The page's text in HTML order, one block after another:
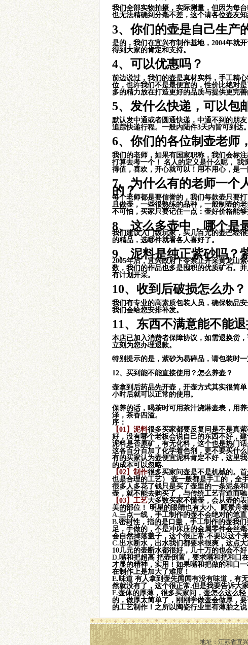
井泉小品壶
雅竹壶
金黄朱泥水扁壶
得乐小品壶
曼生系列之却月
曼生系列之匏瓜
容天-铁观音小品
我们全部实物拍摄，实际测量，但因为每
也无法精确到分毫不差，这个请各位壶友
3、你们的壶是自己生产
是的，我们在宜兴有制作基地，2004年就
得到大家的肯定和支持。
4、可以优惠吗？
前边说过，我们的壶是真材实料，手工精
位，也许我们不是最便宜的，性价比绝对
多的精力放在打造更好的品质与提供更完
5、发什么快递，可以包
默认发中通或者圆通快递，中通不到的朋
追踪快递行程。一般内陆件3天内皆可到达。
6、你们的各位制壶老师
我们的老师，如果有国家职称，我们会标
打算去考一个！ 名人的定义是什么呢，
得值，喜欢，开心就可以！用不用心，是一
7、为什么有的老师一个
的？
每个老师都是要信誉的，我们每款壶只要
且做壶，一些很熟练的品种，一般制壶的
不可怕，买家只要记住一点：壶好价格能
8、这么多壶中，哪个是
我们建议入门级玩家，买几百元的壶已经
的精品，选哪件就看各人喜好了。
9、泥料是纯正紫砂吗？
2005年后，宜兴政府下令禁止开采黄龙山
数，我们的作品也多是囤积的优质矿石。
有计划开采。
10、收到后破损怎么办？
我们有专业的高素质包装人员，确保物品
我们会给您安排补发。
11、东西不满意能不能退
本店已加入消费者保障协议，如需退换货
立刻为您办理退款。
特别提示的是，紫砂为易碎品，请包装时
12、买到能不能直接使用？怎么养壶？
壶拿到后药品先开壶，开壶方式其实很简
小时后就可以正常的使用。
保养的话，喝茶时可用茶汁浇淋壶表，用
泽，茶香四溢。
序：
【01】 泥料很多买家都要反复问是不是真
好，没有哪个老板会说自己的东西不好，建
泥料是否原矿，有无化料，这个也是热门
这各百分百加了化学着色剂，更不要买什
有的买家认为壶便宜泥料肯定不好，这里
的成本可以忽略.
【02】 制作很多买家问壶是不是机械的。
也是合理的工艺） 壶一般都是手工的，全
很多人多花了钱只是买了壶里的一条泥条
壶，就不能去购买了，与传统工艺背道而驰
【03】 工艺大多数买家不懂壶，会从壶的
美的部位！ 明星的眼睛也有大小。顾景舟
A.三点一线，手工制作的壶不会绝对的笔
B.密封性，指的是口盖，手工制作的壶我
足，手做的，不是冲床压的金属零件会丝
会自然掉落盖子，这个很正常.不要以这个
C.出水断水，出水我们都要求很爽，这点
10几元的壶断水都很好，几十万的也会不好
D.嘴和把超高 把壶倒置，要求嘴和把和口
才显的精神，实用！如果嘴和把做的和口
在制作上是加大了难度！
E.味道 有人拿到壶先闻闻有没有味道，有
然就没有了，这个很正常.但是我要告诉大
F.壶体的厚薄，很多买家问，壶怎么这么
的，做厚太简单了，刚刚学做壶会做厚，
的工艺制作！之所以陶瓷行业里有薄胎之
地址：江苏省宜